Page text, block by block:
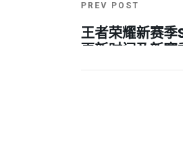
PREV POST
王者荣耀新赛季
更新时间及新赛